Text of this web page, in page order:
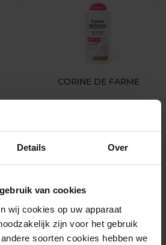
Details Over
van cookies
wij cookies op uw apparaat
zijn voor het gebruik
soorten cookies hebben we
CORINE DE FARME
€ 4,09 In winkelmandje